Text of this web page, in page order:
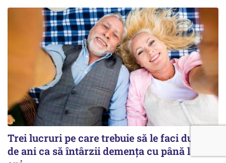
Trei lucruri pe care trebuie să le faci după 45
de ani ca să întârzii demența cu până la 13